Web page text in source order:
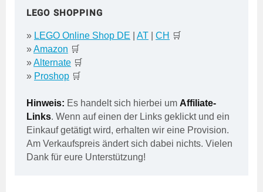
LEGO SHOPPING
» LEGO Online Shop DE AT CH 🛒
»Amazon 🛒
»Alternate 🛒
» Proshop 🛒
Hinweis: Es handelt sich hierbei um Affiliate-
Links. Wenn auf einen der Links geklickt und ein
Einkauf getätigt wird, erhalten wir eine Provision.
Am Verkaufspreis ändert sich dabei nichts. Vielen
Dank für eure Unterstützung!